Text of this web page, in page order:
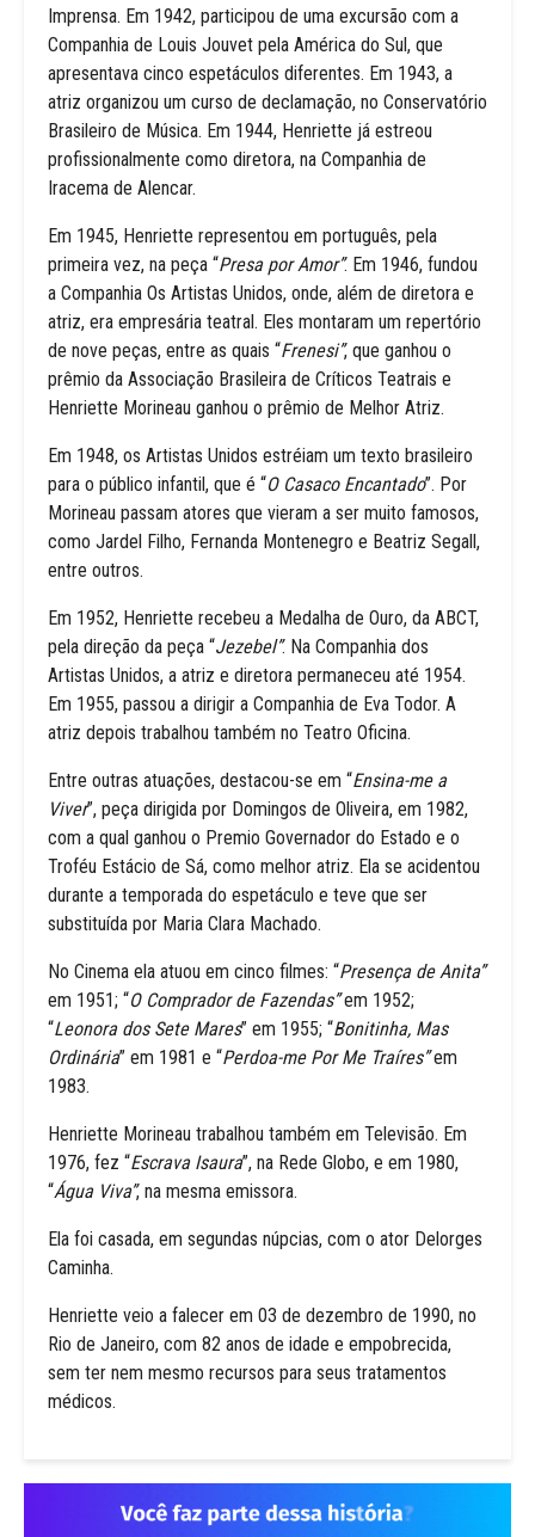
Imprensa. Em 1942, participou de uma excursão com a
Companhia de Louis Jouvet pela América do Sul, que
apresentava cinco espetáculos diferentes. Em 1943, a
atriz organizou um curso de declamação, no Conservatório
Brasileiro de Música. Em 1944, Henriette já estreou
profissionalmente como diretora, na Companhia de
Iracema de Alencar.
Em 1945, Henriette representou em português, pela
primeira vez, na peça “Presa por Amor”. Em 1946, fundou
a Companhia Os Artistas Unidos, onde, além de diretora e
atriz, era empresária teatral. Eles montaram um repertório
de nove peças, entre as quais “Frenesi”, que ganhou o
prêmio da Associação Brasileira de Críticos Teatrais e
Henriette Morineau ganhou o prêmio de Melhor Atriz.
Em 1948, os Artistas Unidos estréiam um texto brasileiro
para o público infantil, que é “O Casaco Encantado”. Por
Morineau passam atores que vieram a ser muito famosos,
como Jardel Filho, Fernanda Montenegro e Beatriz Segall,
entre outros.
Em 1952, Henriette recebeu a Medalha de Ouro, da ABCT,
pela direção da peça “Jezebel”. Na Companhia dos
Artistas Unidos, a atriz e diretora permaneceu até 1954.
Em 1955, passou a dirigir a Companhia de Eva Todor. A
atriz depois trabalhou também no Teatro Oficina.
Entre outras atuações, destacou-se em “Ensina-me a
Viver”, peça dirigida por Domingos de Oliveira, em 1982,
com a qual ganhou o Premio Governador do Estado e o
Troféu Estácio de Sá, como melhor atriz. Ela se acidentou
durante a temporada do espetáculo e teve que ser
substituída por Maria Clara Machado.
No Cinema ela atuou em cinco filmes: “Presença de Anita”
em 1951; “O Comprador de Fazendas”em 1952;
“Leonora dos Sete Mares” em 1955; “Bonitinha, Mas
Ordinária” em 1981 e “Perdoa-me Por Me Traíres”em
1983.
Henriette Morineau trabalhou também em Televisão. Em
1976, fez “Escrava Isaura”, na Rede Globo, e em 1980,
“Água Viva”, na mesma emissora.
Ela foi casada, em segundas núpcias, com o ator Delorges
Caminha.
Henriette veio a falecer em 03 de dezembro de 1990, no
Rio de Janeiro, com 82 anos de idade e empobrecida,
sem ter nem mesmo recursos para seus tratamentos
médicos.